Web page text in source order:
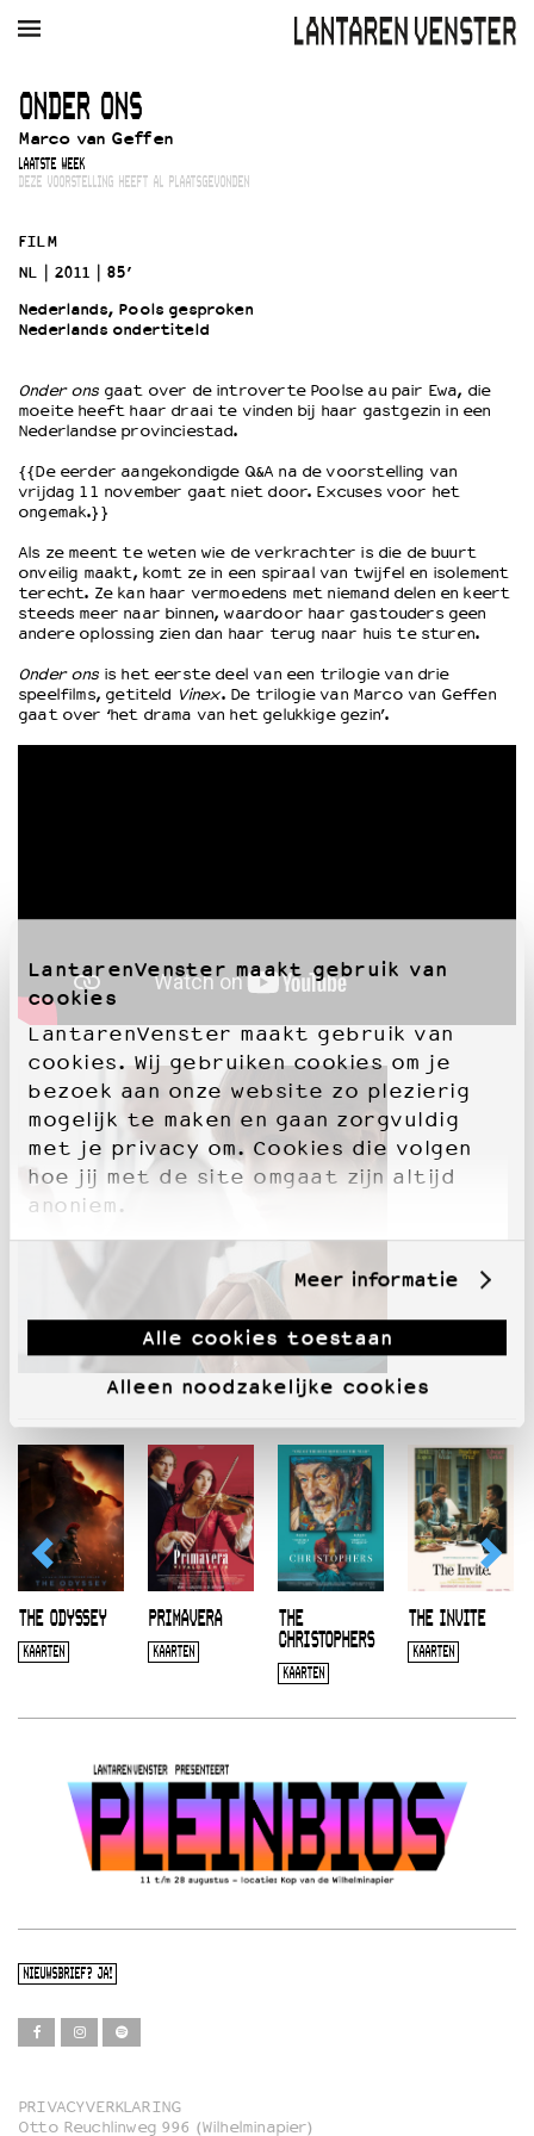
LantarenVenster maakt gebruik van
cookies
LantarenVenster maakt gebruik van
cookies. Wij gebruiken cookies om je
bezoek aan onze website zo plezierig
mogelijk te maken en gaan zorgvuldig
met je privacy om. Cookies die volgen
hoe jij met de site omgaat zijn altijd
anoniem.
Meer informatie
Alle cookies toestaan
Alleen noodzakelijke cookies
AGENDA FILM
Winkelmandje
Zoek
Openingstijden & contact
Bereikbaarheid
Kaartverkoop
EDUCATIE
Schoolvoorstellingen
Filmprogramma’s VO/MBO
Speciale educatieprogramma’s
OVER LANTARENVENSTER
Wat we doen
Wie is wie
Word vriend
ONDER ONS
Marco van Geffen
LAATSTE WEEK
DEZE VOORSTELLING HEEFT AL PLAATSGEVONDEN
FILM
NL
2011
85’
Nederlands, Pools gesproken
Nederlands ondertiteld
Onder onsgaat over de introverte Poolse au pair Ewa, die
moeite heeft haar draai te vinden bij haar gastgezin in een
Nederlandse provinciestad.
{{De eerder aangekondigde Q&A na de voorstelling van
vrijdag 11 november gaat niet door. Excuses voor het
ongemak.}}
Als ze meent te weten wie de verkrachter is die de buurt
onveilig maakt, komt ze in een spiraal van twijfel en isolement
terecht. Ze kan haar vermoedens met niemand delen en keert
steeds meer naar binnen, waardoor haar gastouders geen
andere oplossing zien dan haar terug naar huis te sturen.
Onder onsis het eerste deel van een trilogie van drie
speelfilms, getiteld Vinex. De trilogie van Marco van Geffen
gaat over ‘het drama van het gelukkige gezin’.
THE ODYSSEY
KAARTEN
PRIMAVERA
KAARTEN
THE
CHRISTOPHERS
KAARTEN
THE INVITE
KAARTEN
NIEUWSBRIEF? JA!
Film
PRIVACYVERKLARING
Otto Reuchlinweg 996 (Wilhelminapier)